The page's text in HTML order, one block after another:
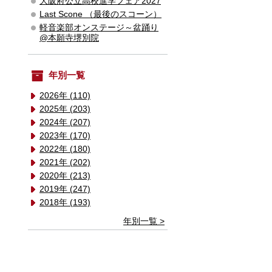
Last Scone （最後のスコーン）
軽音楽部オンステージ～盆踊り
@本願寺堺別院
年別一覧
2026年 (110)
2025年 (203)
2024年 (207)
2023年 (170)
2022年 (180)
2021年 (202)
2020年 (213)
2019年 (247)
2018年 (193)
年別一覧 >